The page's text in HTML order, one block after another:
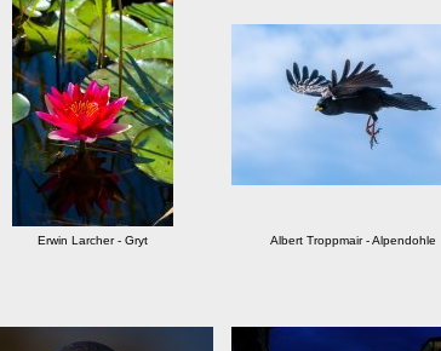
Erwin Larcher - Gryt Albert Troppmair - Alpendohle